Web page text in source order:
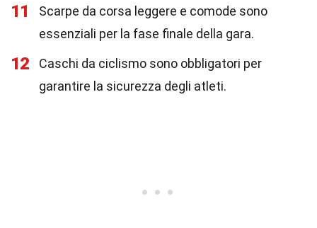
11
Scarpe da corsa leggere e comode sono
essenziali per la fase finale della gara.
12
Caschi da ciclismo sono obbligatori per
garantire la sicurezza degli atleti.